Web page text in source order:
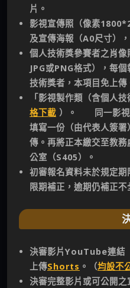
片。
影視宣傳照（像素
及宣傳海報（A0尺寸）
個人技術獎參賽者之肖
JPG或PNG格式），每
技術獎者，本項目免上傳
「影視製作類（含個人
格下載 ）。 同一影視
填寫一份（由代表人簽
傳。再將正本繳交至教
公室（S405）。
初審報名資料未於規定
限期補正，逾期仍補正不
決審影片YouTube連結
上傳Shorts 。 （均設不
決審完整影片或可公開